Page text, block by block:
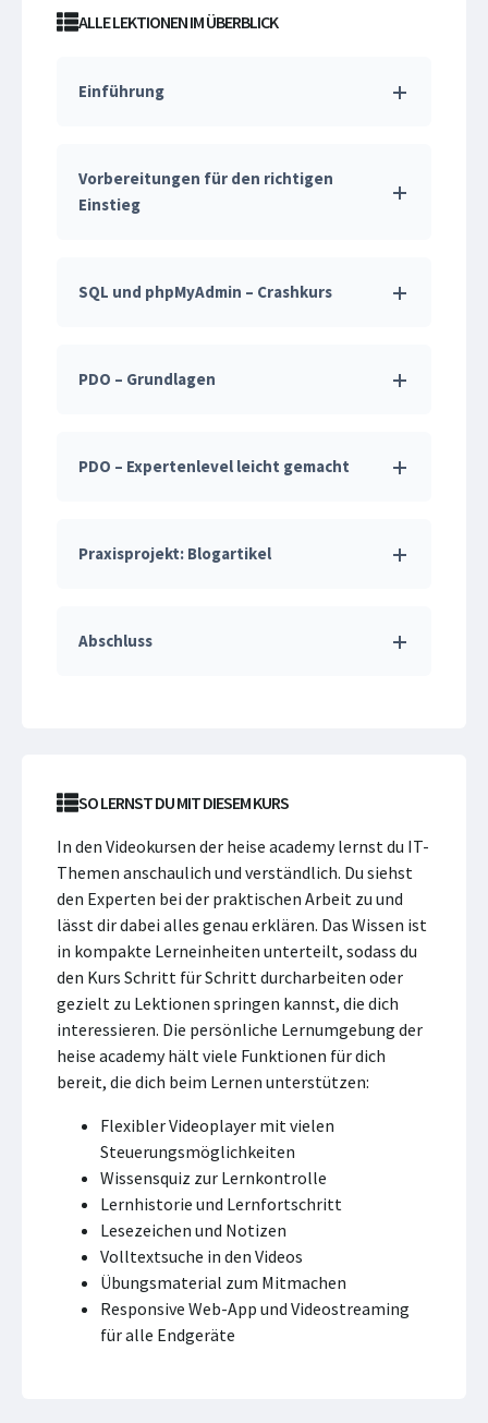
ALLE LEKTIONEN IM ÜBERBLICK
Einführung
Vorbereitungen für den richtigen
Einstieg
SQL und phpMyAdmin – Crashkurs
PDO – Grundlagen
PDO – Expertenlevel leicht gemacht
Praxisprojekt: Blogartikel
Abschluss
SO LERNST DU MIT DIESEM KURS
In den Videokursen der heise academy lernst du IT-
Themen anschaulich und verständlich. Du siehst
den Experten bei der praktischen Arbeit zu und
lässt dir dabei alles genau erklären. Das Wissen ist
in kompakte Lerneinheiten unterteilt, sodass du
den Kurs Schritt für Schritt durcharbeiten oder
gezielt zu Lektionen springen kannst, die dich
interessieren. Die persönliche Lernumgebung der
heise academy hält viele Funktionen für dich
bereit, die dich beim Lernen unterstützen:
Flexibler Videoplayer mit vielen
Steuerungsmöglichkeiten
Wissensquiz zur Lernkontrolle
Lernhistorie und Lernfortschritt
Lesezeichen und Notizen
Volltextsuche in den Videos
Übungsmaterial zum Mitmachen
Responsive Web-App und Videostreaming
für alle Endgeräte